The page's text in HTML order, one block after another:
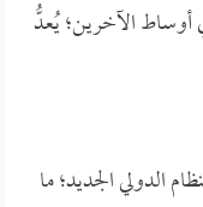
الآخرين؛ يُعدُّ
الدولي الجديد؛ ما